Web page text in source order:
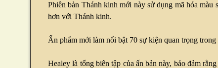
Phiên bản Thánh kinh mới này sử dụng mã hóa
hơn với Thánh kinh.
Ấn phẩm mới làm nổi bật 70 sự kiện quan trọng
Healey là tổng biên tập của ấn bản này, bảo đảm